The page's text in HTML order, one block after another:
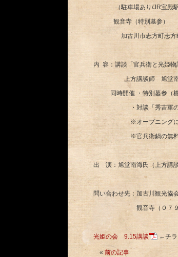
（駐車場あり/JR宝殿駅北
観音寺（特別墓参）
加古川市志方町志方町
内 容：講談「官兵衛と光姫
上方講談師 旭堂南
同時開催 ・特別墓参（櫛
・対談「秀吉軍の志方
※オープニングに津軽三
※官兵衛鍋の無料提供
出 演：旭堂南海氏（上方講
問い合わせ先：加古川観光協
観音寺（０７９－４
光姫の会 9.15講談 ←チラ
« 前の記事